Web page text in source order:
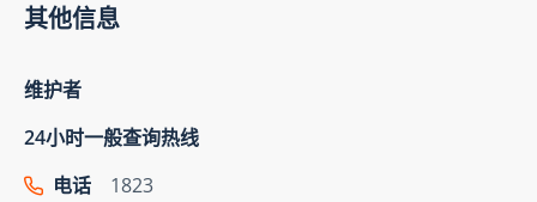
其他信息
维护者
24小时一般查询热线
电话
1823